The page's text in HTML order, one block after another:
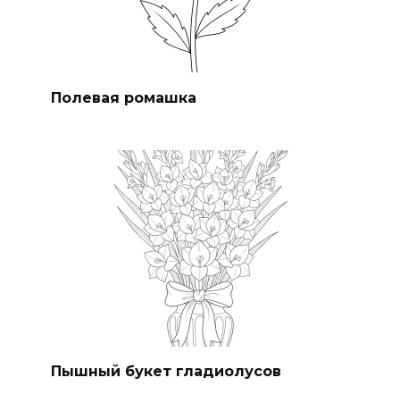
Полевая ромашка
Пышный букет гладиолусов